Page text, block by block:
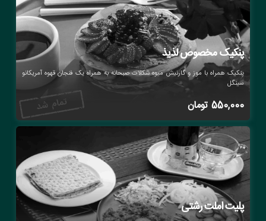
پنکیک مخصوص لذیذ
پنکیک همراه با موز و گارنیش میوه شکلات صبحانه به همراه یک فنجان قهوه آمریکانو
سینگل
550,000 تومان
پلیت املت رشتی